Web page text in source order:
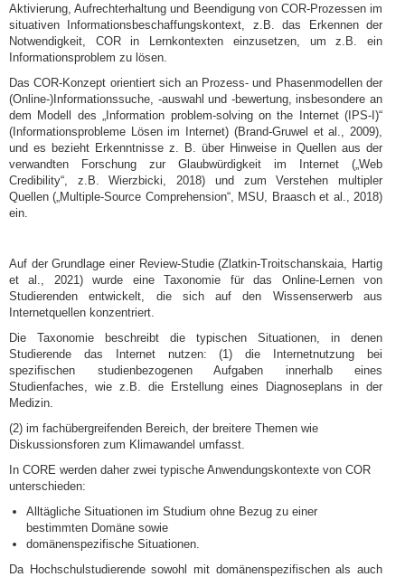
Aktivierung, Aufrechterhaltung und Beendigung von COR-Prozessen im
situativen Informationsbeschaffungskontext, z.B. das Erkennen der
Notwendigkeit, COR in Lernkontexten einzusetzen, um z.B. ein
Informationsproblem zu lösen.
Das COR-Konzept orientiert sich an Prozess- und Phasenmodellen der
(Online-)Informationssuche, -auswahl und -bewertung, insbesondere an
dem Modell des „Information problem-solving on the Internet (IPS-I)“
(Informationsprobleme Lösen im Internet) (Brand-Gruwel et al., 2009),
und es bezieht Erkenntnisse z. B. über Hinweise in Quellen aus der
verwandten Forschung zur Glaubwürdigkeit im Internet („Web
Credibility“, z.B. Wierzbicki, 2018) und zum Verstehen multipler
Quellen („Multiple-Source Comprehension“, MSU, Braasch et al., 2018)
ein.
Auf der Grundlage einer Review-Studie (Zlatkin-Troitschanskaia, Hartig
et al., 2021) wurde eine Taxonomie für das Online-Lernen von
Studierenden entwickelt, die sich auf den Wissenserwerb aus
Internetquellen konzentriert.
Die Taxonomie beschreibt die typischen Situationen, in denen
Studierende das Internet nutzen: (1) die Internetnutzung bei
spezifischen studienbezogenen Aufgaben innerhalb eines
Studienfaches, wie z.B. die Erstellung eines Diagnoseplans in der
Medizin.
(2) im fachübergreifenden Bereich, der breitere Themen wie
Diskussionsforen zum Klimawandel umfasst.
In CORE werden daher zwei typische Anwendungskontexte von COR
unterschieden:
Alltägliche Situationen im Studium ohne Bezug zu einer
bestimmten Domäne sowie
domänenspezifische Situationen.
Da Hochschulstudierende sowohl mit domänenspezifischen als auch